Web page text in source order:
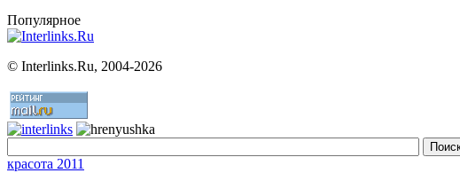
Популярное
© Interlinks.Ru, 2004-2026
красота 2011